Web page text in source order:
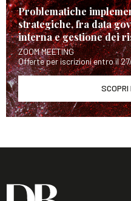
Problematiche
strategiche, fra data
interna e gestione dei
ZOOM MEETING
Offerte per iscrizioni entro il